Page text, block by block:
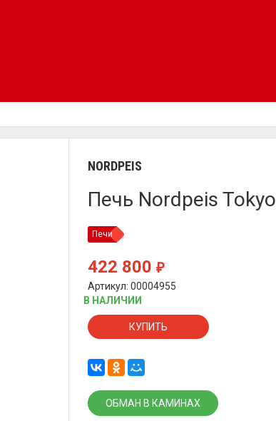
NORDPEIS
Печь Nordpeis Tokyo
Печи
422 800₽
Артикул: 00004955
В НАЛИЧИИ
КУПИТЬ
ОБМАН В КАМИНАХ